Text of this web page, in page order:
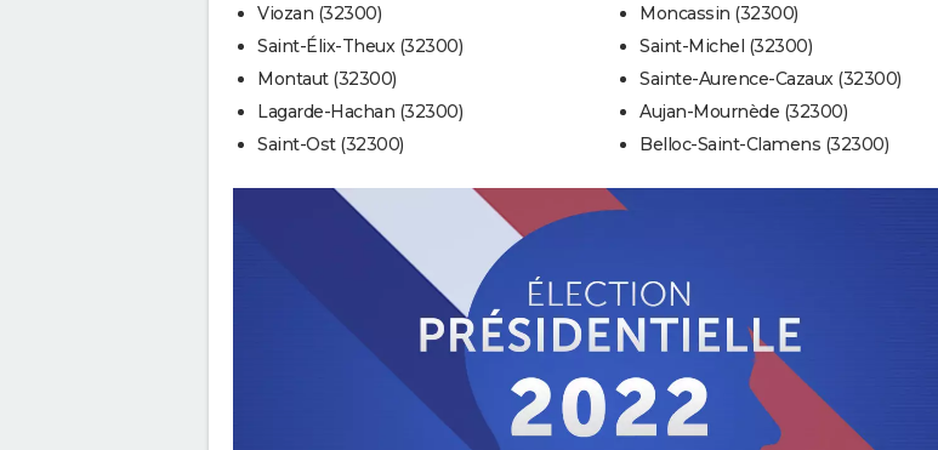
Viozan (32300)
Saint-Élix-Theux (32300)
Montaut (32300)
Lagarde-Hachan (32300)
Saint-Ost (32300)
Moncassin (32300)
Saint-Michel (32300)
Sainte-Aurence-Cazaux (32300)
Aujan-Mournède (32300)
Belloc-Saint-Clamens (32300)